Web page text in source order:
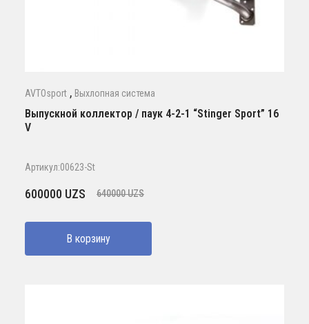
AVTOsport , Выхлопная система
Выпускной коллектор / паук 4-2-1 “Stinger Sport” 16
V
Артикул:00623-St
640000UZS
Первоначальная
составляла
640000 UZS.
600000 UZS
Текущая
600000 UZS.
В корзину